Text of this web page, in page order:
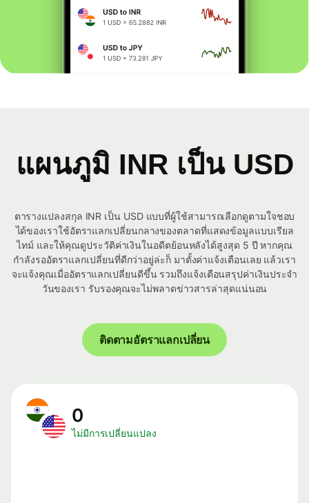
แผนภูมิ INR เป็น USD
ตารางแปลงสกุล INR เป็น USD แบบที่ผู้ใช้สามารถเลือกดูตามใจชอบ
ได้ของเราใช้อัตราแลกเปลี่ยนกลางของตลาดที่แสดงข้อมูลแบบเรียล
ไทม์ และให้คุณดูประวัติค่าเงินในอดีตย้อนหลังได้สูงสุด 5 ปี หากคุณ
กำลังรออัตราแลกเปลี่ยนที่ดีกว่าอยู่ล่ะก็ มาตั้งค่าแจ้งเตือนเลย แล้วเรา
จะแจ้งคุณเมื่ออัตราแลกเปลี่ยนดีขึ้น รวมถึงแจ้งเตือนสรุปค่าเงินประจำ
วันของเรา รับรองคุณจะไม่พลาดข่าวสารล่าสุดแน่นอน
ติดตามอัตราแลกเปลี่ยน
0
ไม่มีการเปลี่ยนแปลง